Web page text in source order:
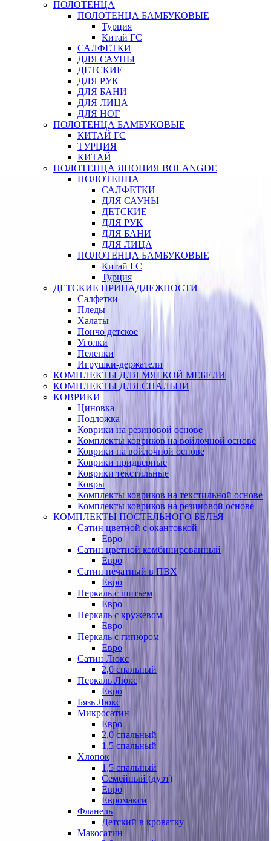
ПОЛОТЕНЦА
ПОЛОТЕНЦА БАМБУКОВЫЕ
Турция
Китай ГС
САЛФЕТКИ
ДЛЯ САУНЫ
ДЕТСКИЕ
ДЛЯ РУК
ДЛЯ БАНИ
ДЛЯ ЛИЦА
ДЛЯ НОГ
ПОЛОТЕНЦА БАМБУКОВЫЕ
КИТАЙ ГС
ТУРЦИЯ
КИТАЙ
ПОЛОТЕНЦА ЯПОНИЯ BOLANGDE
ПОЛОТЕНЦА
САЛФЕТКИ
ДЛЯ САУНЫ
ДЕТСКИЕ
ДЛЯ РУК
ДЛЯ БАНИ
ДЛЯ ЛИЦА
ПОЛОТЕНЦА БАМБУКОВЫЕ
Китай ГС
Турция
ДЕТСКИЕ ПРИНАДЛЕЖНОСТИ
Салфетки
Пледы
Халаты
Пончо детское
Уголки
Пеленки
Игрушки-держатели
КОМПЛЕКТЫ ДЛЯ МЯГКОЙ МЕБЕЛИ
КОМПЛЕКТЫ ДЛЯ СПАЛЬНИ
КОВРИКИ
Циновка
Подложка
Коврики на резиновой основе
Комплекты ковриков на войлочной основе
Коврики на войлочной основе
Коврики придверные
Коврики текстильные
Ковры
Комплекты ковриков на текстильной основе
Комплекты ковриков на резиновой основе
КОМПЛЕКТЫ ПОСТЕЛЬНОГО БЕЛЬЯ
Сатин цветной с окантовкой
Евро
Сатин цветной комбинированный
Евро
Сатин печатный в ПВХ
Евро
Перкаль с шитьем
Евро
Перкаль с кружевом
Евро
Перкаль с гипюром
Евро
Сатин Люкс
2,0 спальный
Перкаль Люкс
Евро
Бязь Люкс
Микросатин
Евро
2,0 спальный
1,5 спальный
Хлопок
1,5 спальный
Семейный (дуэт)
Евро
Евромакси
Фланель
Детский в кроватку
Макосатин